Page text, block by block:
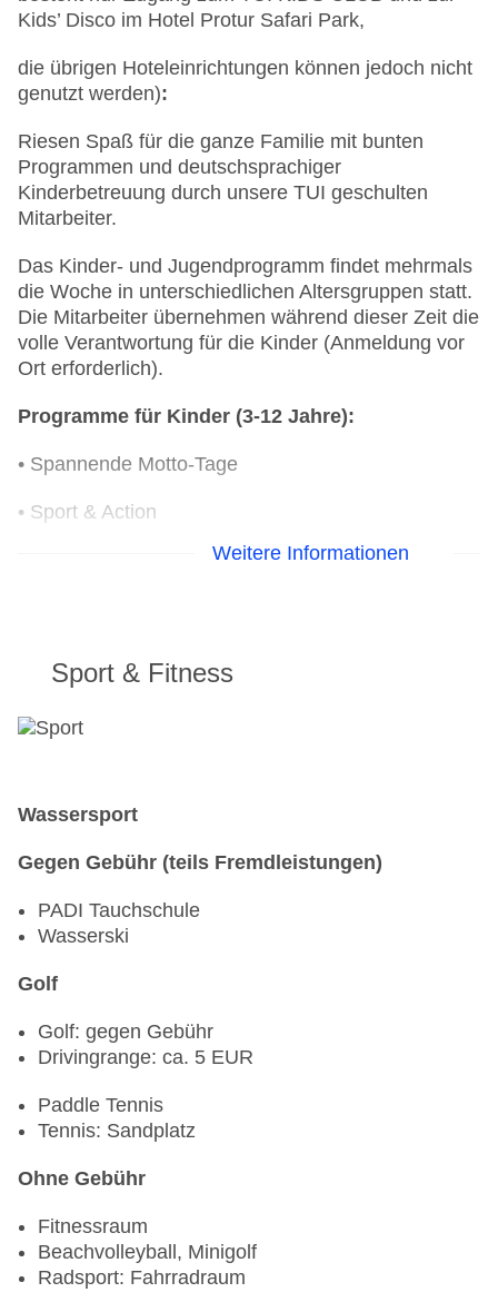
Kids’ Disco im Hotel Protur Safari Park,
die übrigen Hoteleinrichtungen können jedoch nicht
genutzt werden):
Riesen Spaß für die ganze Familie mit bunten
Programmen und deutschsprachiger
Kinderbetreuung durch unsere TUI geschulten
Mitarbeiter.
Das Kinder- und Jugendprogramm findet mehrmals
die Woche in unterschiedlichen Altersgruppen statt.
Die Mitarbeiter übernehmen während dieser Zeit die
volle Verantwortung für die Kinder (Anmeldung vor
Ort erforderlich).
Programme für Kinder (3-12 Jahre):
• Spannende Motto-Tage
• Sport & Action
Begleitung eines Elternteils
Schulferien
• Es wird ein kleinkindgerechtes Programm
angeboten, an dem die Eltern mit ihrem Kind
teilnehmen können
Programme für Teens 13-17 Jahre (in den
deutschen Sommerferien):
• Packende Challenges
• Coole DIY Aktionen
• verschiedene Sportangebote und vieles mehr
Highlights:
• Kids Disco
• 1x Woche Familienaktivitäten
Weitere Informationen
Sport & Fitness
Wassersport
Gegen Gebühr (teils Fremdleistungen)
PADI Tauchschule
Wasserski
Golf
Golf: gegen Gebühr
Drivingrange: ca. 5 EUR
Paddle Tennis
Tennis: Sandplatz
Ohne Gebühr
Fitnessraum
Beachvolleyball, Minigolf
Radsport: Fahrradraum